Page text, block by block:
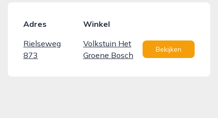
Adres
Winkel
Rielseweg
873
Volkstuin Het
Groene Bosch
Bekijken